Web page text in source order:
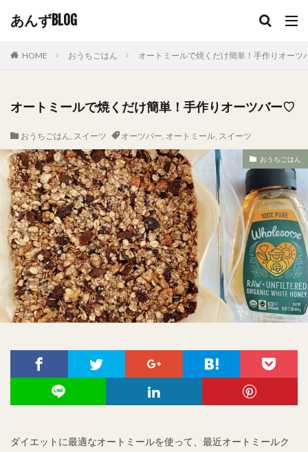
あんずBLOG
HOME おうちごはん オートミールで焼くだけ簡単！手作りオー
オートミールで焼くだけ簡単！手作りオーツバー♡
おうちごはん, スイーツ オーツバー, オートミール, スイーツ
おうちごはん
ダイエットに最適なオートミールを使って、最近オートミールク